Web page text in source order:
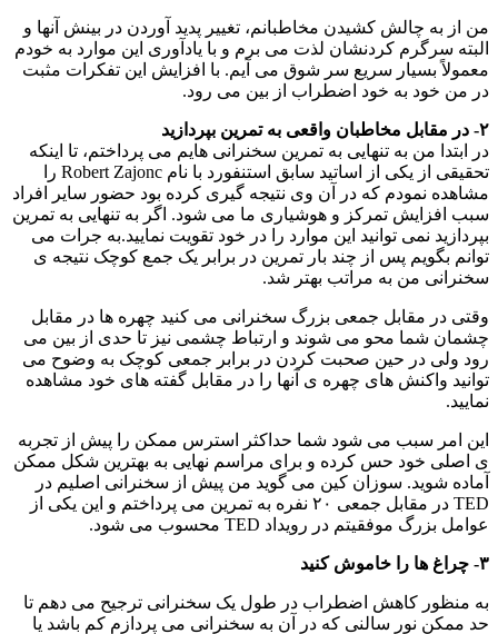
من از به چالش کشیدن مخاطبانم، تغییر پدید آوردن در بینش آنها و
البته سرگرم کردنشان لذت می برم و با یادآوری این موارد به خودم
معمولاً بسیار سریع سر شوق می آیم. با افزایش این تفکرات مثبت
در من خود به خود اضطراب از بین می رود.
۲- در مقابل مخاطبان واقعی به تمرین بپردازید
در ابتدا من به تنهایی به تمرین سخنرانی هایم می پرداختم، تا اینکه
تحقیقی از یکی از اساتید سابق استنفورد با نام Robert Zajonc را
مشاهده نمودم که در آن وی نتیجه گیری کرده بود حضور سایر افراد
سبب افزایش تمرکز و هوشیاری ما می شود. اگر به تنهایی به تمرین
بپردازید نمی توانید این موارد را در خود تقویت نمایید.به جرات می
توانم بگویم پس از چند بار تمرین در برابر یک جمع کوچک نتیجه ی
سخنرانی من به مراتب بهتر شد.
وقتی در مقابل جمعی بزرگ سخنرانی می کنید چهره ها در مقابل
چشمان شما محو می شوند و ارتباط چشمی نیز تا حدی از بین می
رود ولی در حین صحبت کردن در برابر جمعی کوچک به وضوح می
توانید واکنش های چهره ی آنها را در مقابل گفته های خود مشاهده
نمایید.
این امر سبب می شود شما حداکثر استرس ممکن را پیش از تجربه
ی اصلی خود حس کرده و برای مراسم نهایی به بهترین شکل ممکن
آماده شوید. سوزان کین می گوید من پیش از سخنرانی اصلیم در
TED در مقابل جمعی ۲۰ نفره به تمرین می پرداختم و این یکی از
عوامل بزرگ موفقیتم در رویداد TED محسوب می شود.
۳- چراغ ها را خاموش کنید
به منظور کاهش اضطراب در طول یک سخنرانی ترجیح می دهم تا
حد ممکن نور سالنی که در آن به سخنرانی می پردازم کم باشد یا